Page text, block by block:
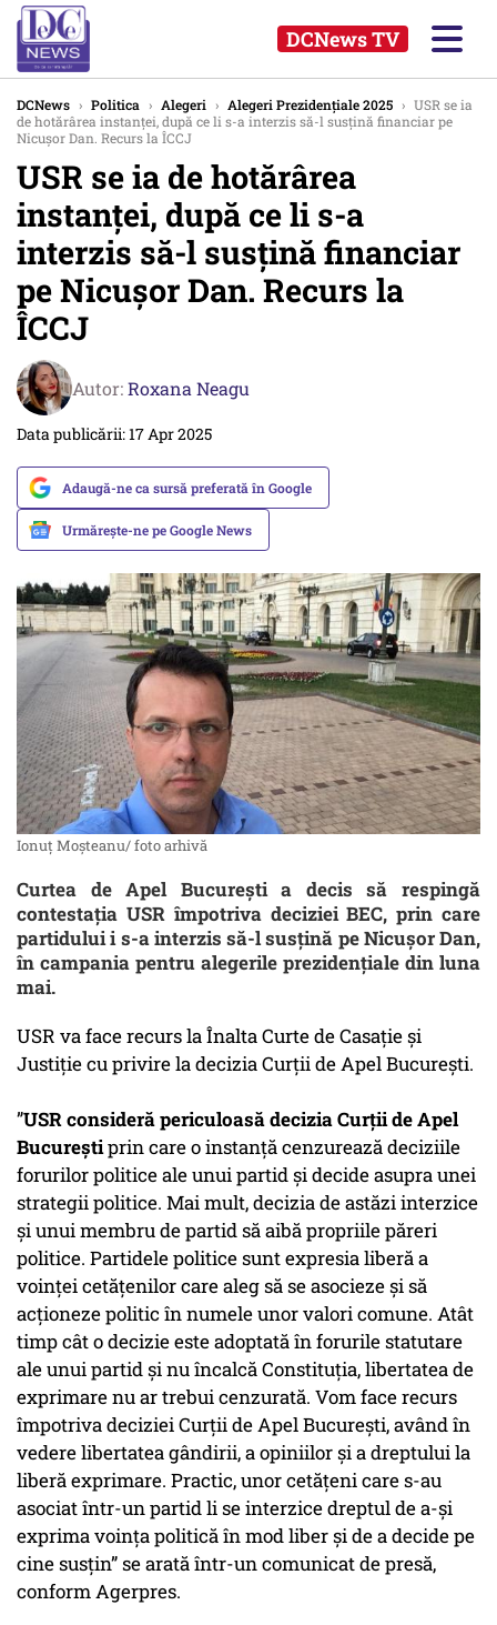
DCNews TV
DCNews › Politica › Alegeri › Alegeri Prezidențiale 2025 › USR se ia
de hotărârea instanței, după ce li s-a interzis să-l susțină financiar pe
Nicușor Dan. Recurs la ÎCCJ
USR se ia de hotărârea
instanței, după ce li s-a
interzis să-l susțină financiar
pe Nicușor Dan. Recurs la
ÎCCJ
Autor:Roxana Neagu
Data publicării: 17 Apr 2025
Adaugă-ne ca sursă preferată în Google
Urmărește-ne pe Google News
Ionuț Moșteanu/ foto arhivă
Curtea de Apel București a decis să respingă
contestația USR împotriva deciziei BEC, prin care
partidului i s-a interzis să-l susțină pe Nicușor Dan,
în campania pentru alegerile prezidențiale din luna
mai.
USR va face recurs la Înalta Curte de Casaţie şi
Justiţie cu privire la decizia Curţii de Apel Bucureşti.
”USR consideră periculoasă decizia Curţii de Apel
Bucureştiprin care o instanţă cenzurează deciziile
forurilor politice ale unui partid şi decide asupra unei
strategii politice. Mai mult, decizia de astăzi interzice
şi unui membru de partid să aibă propriile păreri
politice. Partidele politice sunt expresia liberă a
voinţei cetăţenilor care aleg să se asocieze şi să
acţioneze politic în numele unor valori comune. Atât
timp cât o decizie este adoptată în forurile statutare
ale unui partid şi nu încalcă Constituţia, libertatea de
exprimare nu ar trebui cenzurată. Vom face recurs
împotriva deciziei Curţii de Apel Bucureşti, având în
vedere libertatea gândirii, a opiniilor şi a dreptului la
liberă exprimare. Practic, unor cetăţeni care s-au
asociat într-un partid li se interzice dreptul de a-şi
exprima voinţa politică în mod liber şi de a decide pe
cine susţin” se arată într-un comunicat de presă,
conform Agerpres.